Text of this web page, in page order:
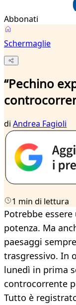
Abbonati
Schermaglie
“Pechino
di Andrea Fagioli
1 min di lettura
Potrebbe
potenza. Ma
paesaggi
trasgressivo. In
lunedì in prima
controcorrente
Tutto è